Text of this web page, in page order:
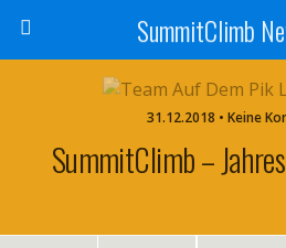
SummitClimb
31.12.2018 • Keine
SummitClimb –